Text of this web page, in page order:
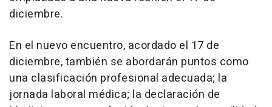
diciembre.
En el nuevo encuentro, acordado el 17 de
diciembre, también se abordarán puntos como
una clasificación profesional adecuada; la
jornada laboral médica; la declaración de